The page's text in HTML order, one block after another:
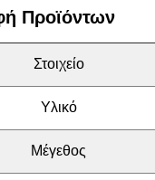
Προϊόντων
Στοιχείο
Υλικό
Μέγεθος